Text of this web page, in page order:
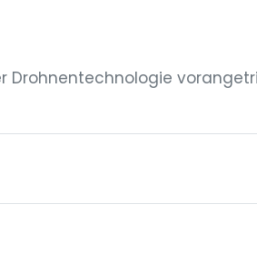
Drohnentechnologie